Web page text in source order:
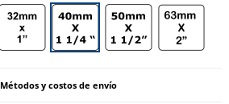
Métodos y costos de envío